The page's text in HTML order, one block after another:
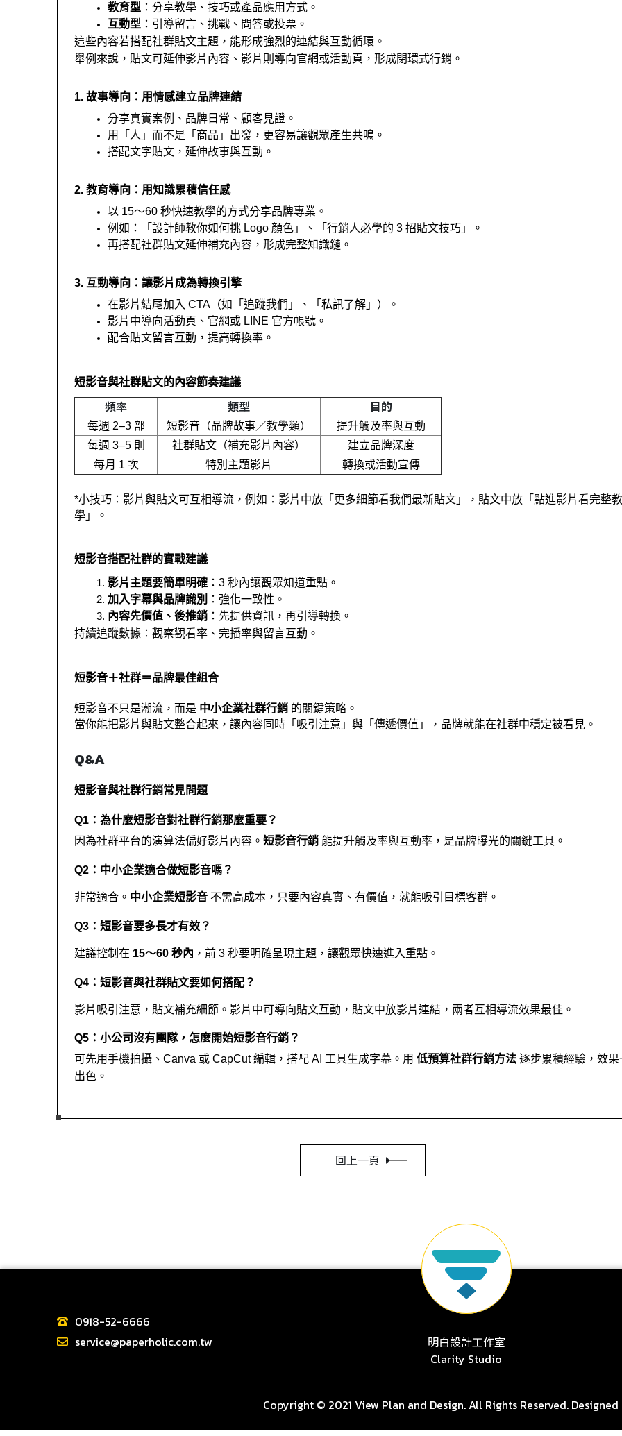
教育型 ：分享教學、技巧或產品應用方式。
互動型 ：引導留言、挑戰、問答或投票。
這些內容若搭配社群貼文主題，能形成強烈的連結與互動循環。
舉例來說，貼文可延伸影片內容、影片則導向官網或活動頁，形成閉環式行銷。
1. 故事導向：用情感建立品牌連結
分享真實案例、品牌日常、顧客見證。
用「人」而不是「商品」出發，更容易讓觀眾產生共鳴。
搭配文字貼文，延伸故事與互動。
2. 教育導向：用知識累積信任感
以 15～60 秒快速教學的方式分享品牌專業。
例如：「設計師教你如何挑 Logo 顏色」、「行銷人必學的 3 招貼文技巧」。
再搭配社群貼文延伸補充內容，形成完整知識鏈。
3. 互動導向：讓影片成為轉換引擎
在影片結尾加入 CTA（如「追蹤我們」、「私訊了解」）。
影片中導向活動頁、官網或 LINE 官方帳號。
配合貼文留言互動，提高轉換率。
短影音與社群貼文的內容節奏建議
頻率 類型 目的
每週 2–3 部 短影音（品牌故事／教學類）
提升觸及率與互動
每週 3–5 則
社群貼文（補充影片內容）
建立品牌深度
每月 1 次
特別主題影片 轉換或活動宣傳
*小技巧：影片與貼文可互相導流，例如：影片中放「更多細節看我們最新貼文」，貼文中放「點進影片看完整教
學」。
短影音搭配社群的實戰建議
影片主題要簡單明確 ：3 秒內讓觀眾知道重點。
加入字幕與品牌識別 ：強化一致性。
內容先價值、後推銷 ：先提供資訊，再引導轉換。
持續追蹤數據 ：觀察觀看率、完播率與留言互動。
短影音＋社群＝品牌最佳組合
短影音不只是潮流，而是 中小企業社群行銷 的關鍵策略。
當你能把影片與貼文整合起來，讓內容同時「吸引注意」與「傳遞價值」，品牌就能在社群中穩定被看見。
Q&A
短影音與社群行銷常見問題
Q1：為什麼短影音對社群行銷那麼重要？
因為社群平台的演算法偏好影片內容。 短影音行銷 能提升觸及率與互動率，是品牌曝光的關鍵工具。
Q2：中小企業適合做短影音嗎？
非常適合。 中小企業短影音 不需高成本，只要內容真實、有價值，就能吸引目標客群。
Q3：短影音要多長才有效？
建議控制在 15～60 秒內 ，前 3 秒要明確呈現主題，讓觀眾快速進入重點。
Q4：短影音與社群貼文要如何搭配？
影片吸引注意，貼文補充細節。影片中可導向貼文互動，貼文中放影片連結，兩者互相導流效果最佳。
Q5：小公司沒有團隊，怎麼開始短影音行銷？
可先用手機拍攝、Canva 或 CapCut 編輯，搭配 AI 工具生成字幕。用 低預算社群行銷方法 逐步累積經驗，效果
出色。
回上一頁
0918-52-6666
service@paperholic.com.tw
明白設計工作室
Clarity Studio
Copyright © 2021 View Plan and Design. All Rights Reserved.